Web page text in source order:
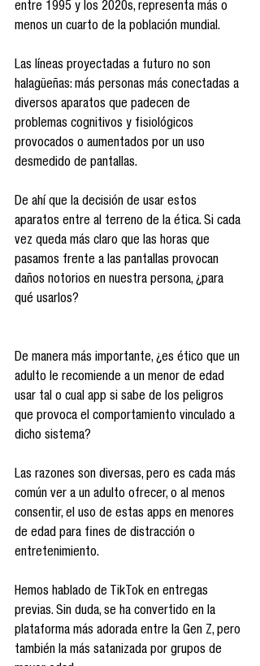
entre 1995 y los 2020s, representa más o
menos un cuarto de la población mundial.
Las líneas proyectadas a futuro no son
halagüeñas: más personas más conectadas a
diversos aparatos que padecen de
problemas cognitivos y fisiológicos
provocados o aumentados por un uso
desmedido de pantallas.
De ahí que la decisión de usar estos
aparatos entre al terreno de la ética. Si cada
vez queda más claro que las horas que
pasamos frente a las pantallas provocan
daños notorios en nuestra persona, ¿para
qué usarlos?
De manera más importante, ¿es ético que un
adulto le recomiende a un menor de edad
usar tal o cual app si sabe de los peligros
que provoca el comportamiento vinculado a
dicho sistema?
Las razones son diversas, pero es cada más
común ver a un adulto ofrecer, o al menos
consentir, el uso de estas apps en menores
de edad para fines de distracción o
entretenimiento.
Hemos hablado de TikTok en entregas
previas. Sin duda, se ha convertido en la
plataforma más adorada entre la Gen Z, pero
también la más satanizada por grupos de